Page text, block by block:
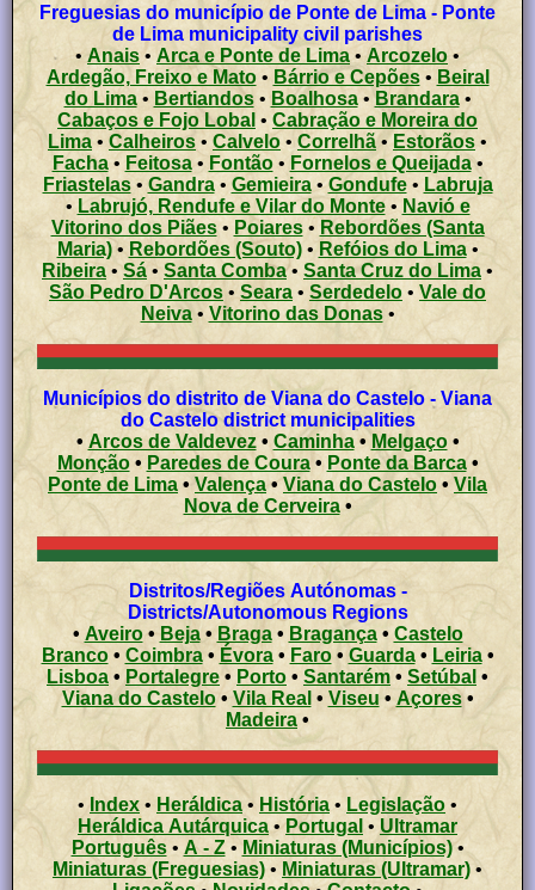
Freguesias do município de Ponte de Lima - Ponte
de Lima municipality civil parishes
• Anais • Arca e Ponte de Lima •Arcozelo •
Ardegão, Freixo e Mato• Bárrio e Cepões• Beiral
do Lima• Bertiandos• Boalhosa•Brandara•
Cabaços e Fojo Lobal • Cabração e Moreira do
Lima • Calheiros • Calvelo • Correlhã•Estorãos •
Facha• Feitosa• Fontão• Fornelos e Queijada•
Friastelas• Gandra• Gemieira•Gondufe • Labruja
• Labrujó, Rendufe e Vilar do Monte• Navió e
Vitorino dos Piães• Poiares• Rebordões (Santa
Maria)• Rebordões (Souto)• Refóios do Lima•
Ribeira •Sá • Santa Comba• Santa Cruz do Lima •
São Pedro D'Arcos • Seara • Serdedelo • Vale do
Neiva• Vitorino das Donas•
Municípios do distrito de Viana do Castelo - Viana
do Castelo district municipalities
• Arcos de Valdevez• Caminha• Melgaço•
Monção• Paredes de Coura• Ponte da Barca•
Ponte de Lima • Valença•Viana do Castelo • Vila
Nova de Cerveira•
Distritos/Regiões Autónomas -
Districts/Autonomous Regions
• Aveiro• Beja• Braga• Bragança• Castelo
Branco• Coimbra• Évora• Faro• Guarda• Leiria•
Lisboa •Portalegre • Porto • Santarém • Setúbal •
Viana do Castelo• Vila Real • Viseu • Açores •
Madeira •
• Index • Heráldica • História • Legislação •
Heráldica Autárquica•Portugal • Ultramar
Português• A - Z• Miniaturas (Municípios)•
Miniaturas (Freguesias)• Miniaturas (Ultramar) •